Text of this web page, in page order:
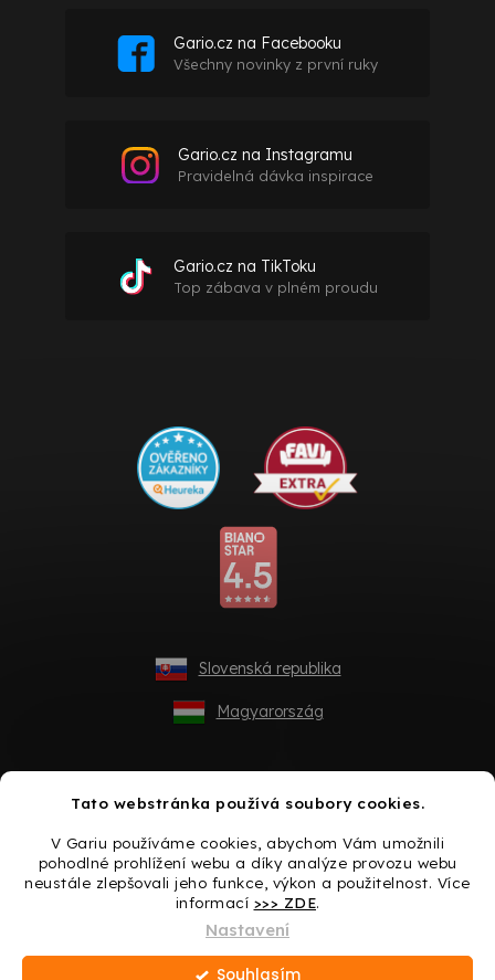
Tato webstránka používá soubory cookies.
V Gariu používáme cookies, abychom Vám umožnili
pohodlné prohlížení webu a díky analýze provozu webu
neustále zlepšovali jeho funkce, výkon a použitelnost. Více
informací >>> ZDE.
Nastavení
Souhlasím
Gario.cz na Facebooku
Všechny novinky z první ruky
Gario.cz na Instagramu
Pravidelná dávka inspirace
Gario.cz na TikToku
Top zábava v plném proudu
Slovenská republika
Magyarország
Vytvořil Shoptet